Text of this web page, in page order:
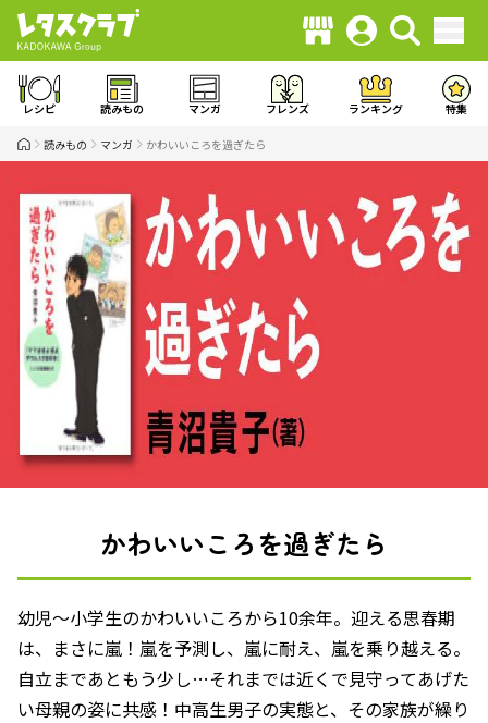
レシピ 読みもの マンガ フレンズ ランキング 特集
読みもの マンガ かわいいころを過ぎたら
かわいいころを過ぎたら
幼児～小学生のかわいいころから10余年。迎える思春期
は、まさに嵐！嵐を予測し、嵐に耐え、嵐を乗り越える。
自立まであともう少し…それまでは近くで見守ってあげた
い母親の姿に共感！中高生男子の実態と、その家族が繰り